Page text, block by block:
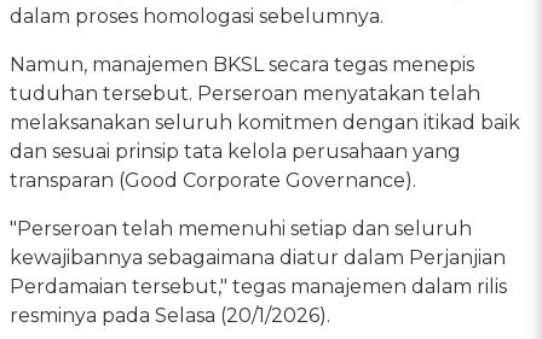
dalam proses homologasi sebelumnya.
Namun, manajemen BKSL secara tegas menepis
tuduhan tersebut. Perseroan menyatakan telah
melaksanakan seluruh komitmen dengan itikad baik
dan sesuai prinsip tata kelola perusahaan yang
transparan (Good Corporate Governance).
"Perseroan telah memenuhi setiap dan seluruh
kewajibannya sebagaimana diatur dalam Perjanjian
Perdamaian tersebut," tegas manajemen dalam rilis
resminya pada Selasa (20/1/2026).